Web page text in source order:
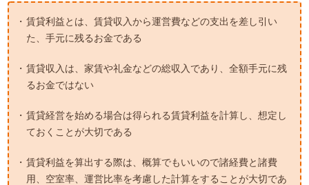
賃貸利益とは、賃貸収入から運営費などの支出を差し引い
た、手元に残るお金である
賃貸収入は、家賃や礼金などの総収入であり、全額手元に残
るお金ではない
賃貸経営を始める場合は得られる賃貸利益を計算し、想定し
ておくことが大切である
賃貸利益を算出する際は、概算でもいいので諸経費と諸費
用、空室率、運営比率を考慮した計算をすることが大切であ